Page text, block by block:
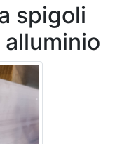
spigoli